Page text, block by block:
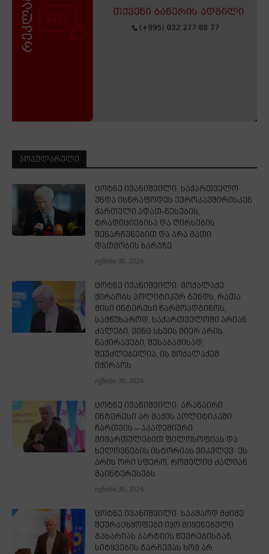
ᲞᲝᲞᲣᲚᲐᲠᲣᲚᲘ
ცოტნე ივანიშვილი: საქართველო
უნდა ისწრაფოდეს ევროკავშირისკენ
ქართული ადათ-წესების,
ტრადიციებისა და ღირსების
შენარჩუნებით და არა მათი
დათმობის ხარჯზე
ივნისი 30, 2026
ცოტნე ივანიშვილი: მოქალაქე
ქირაობს პოლიტიკურ გუნდს, რათა
მისი ინტერესი წარმოადგინოს,
სამწუხაროდ, საქართველოში არიან
ძალები, ვინც სხვის მიერ არის
ნაქირავები, შესაბამისად,
შეუძლებელია, ის მოქალაქემ
იქირაოს
ივნისი 30, 2026
ცოტნე ივანიშვილი: არანაირი
ინტერესი არ მაქვს პოლიტიკაში
ჩართვის – აკადემიური
მიმართულებით ფილოსოფიას და
ხელოვნების ისტორიას ვიკვლევ. ეს
არის ორი სფერო, რომელიც ძალიან
მაინტერესებს
ივნისი 30, 2026
ცოტნე ივანიშვილი: საკმაოდ მძიმე
შეურაცხყოფები იყო მიყენებული
გახარიას პარტიის წევრებისგან,
სიტყვების გარჩევას ხომ არ